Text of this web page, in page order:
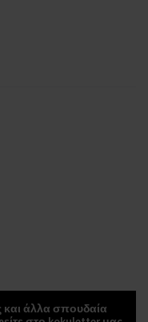
και άλλα σπουδαία